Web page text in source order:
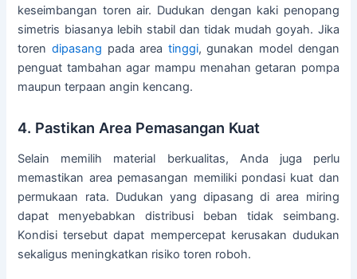
keseimbangan toren air. Dudukan dengan kaki penopang
simetris biasanya lebih stabil dan tidak mudah goyah. Jika
torendipasang pada area tinggi, gunakan model dengan
penguat tambahan agar mampu menahan getaran pompa
maupun terpaan angin kencang.
4. Pastikan Area Pemasangan Kuat
Selain memilih material berkualitas, Anda juga perlu
memastikan area pemasangan memiliki pondasi kuat dan
permukaan rata. Dudukan yang dipasang di area miring
dapat menyebabkan distribusi beban tidak seimbang.
Kondisi tersebut dapat mempercepat kerusakan dudukan
sekaligus meningkatkan risiko toren roboh.